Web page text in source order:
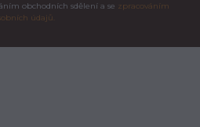
obchodních sdělení a se zpracováním
údajů.